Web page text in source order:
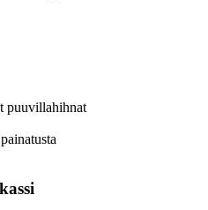
puuvillahihnat